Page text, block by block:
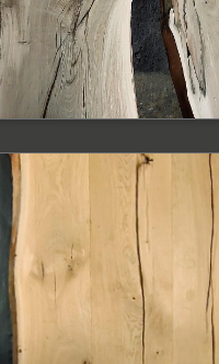
Blat
PODOBNE PRODUKTY
Blat dębowy
z krawędzią
naturalną